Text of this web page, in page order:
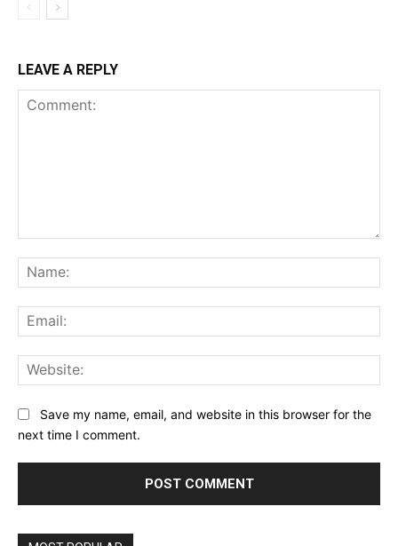
LEAVE A REPLY
Save my name, email, and website in this browser for the
next time I comment.